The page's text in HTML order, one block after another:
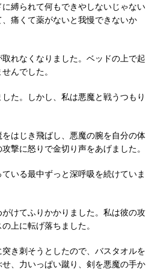
縛られて何もできやしないじゃない
痛くて薬がないと我慢できないか
れなくなりました。ベッドの上で起
んでした。
た。しかし、私は悪魔と戦うつもり
はじき飛ばし、悪魔の腕を自分の体
撃に怒りで金切り声をあげました。
いる最中ずっと深呼吸を続けていま
けてふりかかりました。私は彼の攻
上に転げ落ちました。
き刺そうとしたので、バスタオルを
、力いっぱい蹴り、剣を悪魔の手か